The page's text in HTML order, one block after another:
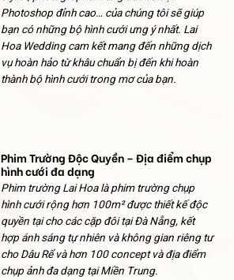
Photoshop đỉnh cao… của chúng tôi sẽ giúp
bạn có những bộ hình cưới ưng ý nhất. Lai
Hoa Wedding cam kết mang đến những dịch
vụ hoàn hảo từ khâu chuẩn bị đến khi hoàn
thành bộ hình cưới trong mơ của bạn.
Phim Trường Độc Quyền – Địa điểm chụp
hình cưới đa dạng
Phim trường Lai Hoa là phim trường chụp
hình cưới rộng hơn 100m² được thiết kế độc
quyền tại cho các cặp đôi tại Đà Nẵng, kết
hợp ánh sáng tự nhiên và không gian riêng tư
cho Dâu Rể và hơn 100 concept và địa điểm
chụp ảnh đa dạng tại Miền Trung.